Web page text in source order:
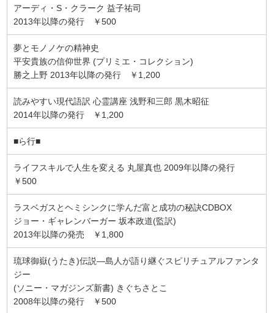
アーディ・S・クラーク 益子祐司
2013年以降の発行 ￥500
夢とモノノケの精神史
平安貴族の信仰世界 (プリミエ・コレクション)
勝之上野 2013年以降の発行 ￥1,200
読みやすい現代語訳 心霊講座 浅野和三郎 黒木昭征
2014年以降の発行 ￥1,200
■ら行■
ライフスキルで人生を変える 丸屋真也 2009年以降の発行
￥500
ラスベガスとヘミシンクに学んだ富と成功の秘訣CDBOX
ジョー・ギャレンバーガー 坂本政道(監訳)
2013年以降の発売 ￥1,800
琉球御嶽(うたき)伝説―島人が語り継ぐスピリチュアルファンタ
ジー
(ソニー・マガジンズ新書) きぐちさとこ
2008年以降の発行 ￥500